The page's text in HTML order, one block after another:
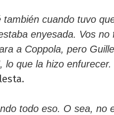
cuando tuvo
enyesada. Vos no
a Coppola, pero
lo que la hizo
todo eso. O sea, no